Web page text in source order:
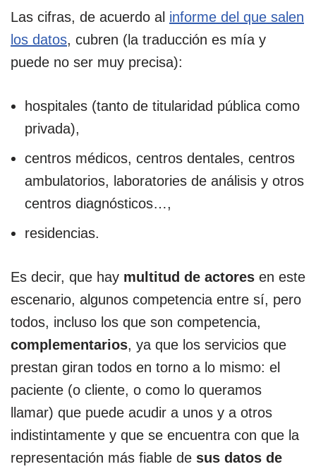
Las cifras, de acuerdo al informe del que salen
los datos, cubren (la traducción es mía y
puede no ser muy precisa):
hospitales (tanto de titularidad pública como
privada),
centros médicos, centros dentales, centros
ambulatorios, laboratories de análisis y otros
centros diagnósticos…,
residencias.
Es decir, que hay multitud de actores en este
escenario, algunos competencia entre sí, pero
todos, incluso los que son competencia,
complementarios, ya que los servicios que
prestan giran todos en torno a lo mismo: el
paciente (o cliente, o como lo queramos
llamar) que puede acudir a unos y a otros
indistintamente y que se encuentra con que la
representación más fiable de sus datos de